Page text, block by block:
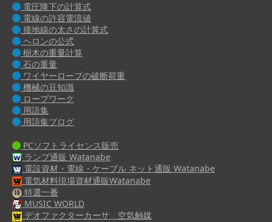
電圧降下の計算式
電線の許容電流値
接地線の太さの計算式
ヘロンの公式
樹木の重量計算
石の重量
ワイヤーロープの破断荷重
機械の豆知識
ロープワーク
用語集
用語集ブログ
PCソフトライセンス販売
ランプ通販 Watanabe
電設資材・電線・ケーブル ネット通販 Watanabe
電気材料現場資材通販Watanabe
特選一番
MUSIC WORLD
デオファクターカーサ 空気触媒